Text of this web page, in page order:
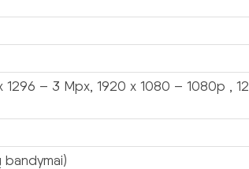
– 3 Mpx, 1920 x 1080 – 1080p ,